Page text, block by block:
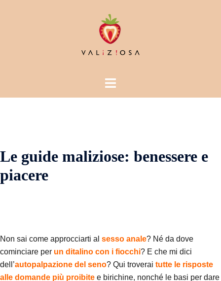
Mostra/Nascondi
Le guide maliziose: benessere e
piacere
Non sai come approcciarti al sesso anale? Né da dove
cominciare per un ditalino con i fiocchi? E che mi dici
dell’autopalpazione del seno? Qui troverai tutte le risposte
alle domande più proibite e birichine, nonché le basi per dare